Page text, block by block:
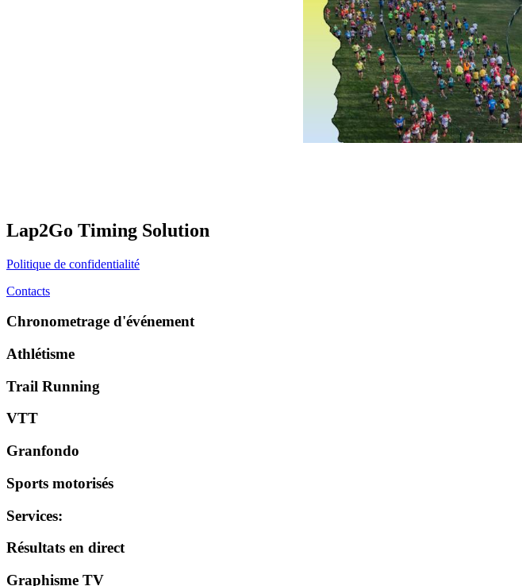
Lap2Go Timing Solution
Politique de confidentialité
Contacts
Chronometrage d'événement
Athlétisme
Trail Running
VTT
Granfondo
Sports motorisés
Services:
Résultats en direct
Graphisme TV